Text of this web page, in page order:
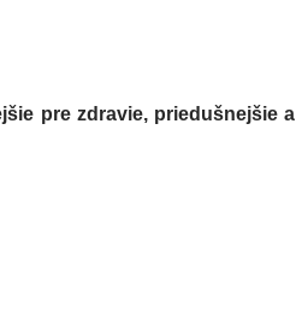
pre zdravie, priedušnejšie a